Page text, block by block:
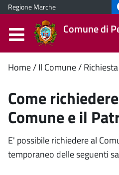
Regione Marche
Comune di
Contenuto
principale
Home Il Comune
Come
Comune e il
E' possibile richiedere al
temporaneo delle seguenti